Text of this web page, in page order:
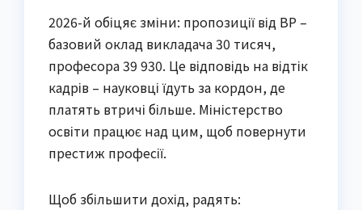
2026-й обіцяє зміни: пропозиції від ВР –
базовий оклад викладача 30 тисяч,
професора 39 930. Це відповідь на відтік
кадрів – науковці їдуть за кордон, де
платять втричі більше. Міністерство
освіти працює над цим, щоб повернути
престиж професії.
Щоб збільшити дохід, радять: